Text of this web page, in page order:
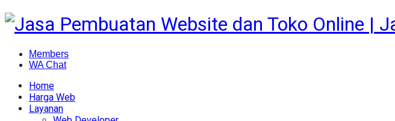
Members
WA Chat
Home
Harga Web
Layanan